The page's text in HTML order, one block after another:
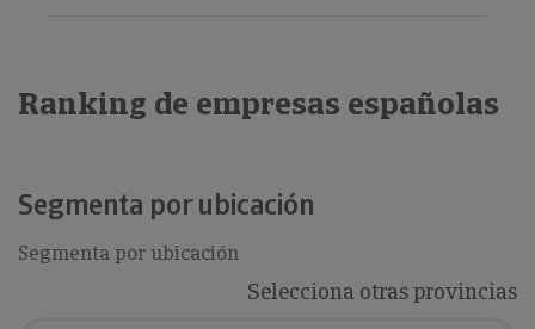
Ranking de empresas españolas
Segmenta por ubicación
Segmenta por ubicación
Selecciona otras provincias